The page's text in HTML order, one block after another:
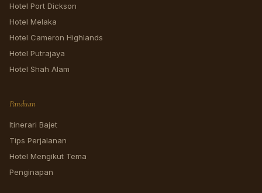
Hotel Port Dickson
Hotel Melaka
Hotel Cameron Highlands
Hotel Putrajaya
Hotel Shah Alam
Panduan
Itinerari Bajet
Tips Perjalanan
Hotel Mengikut Tema
Penginapan